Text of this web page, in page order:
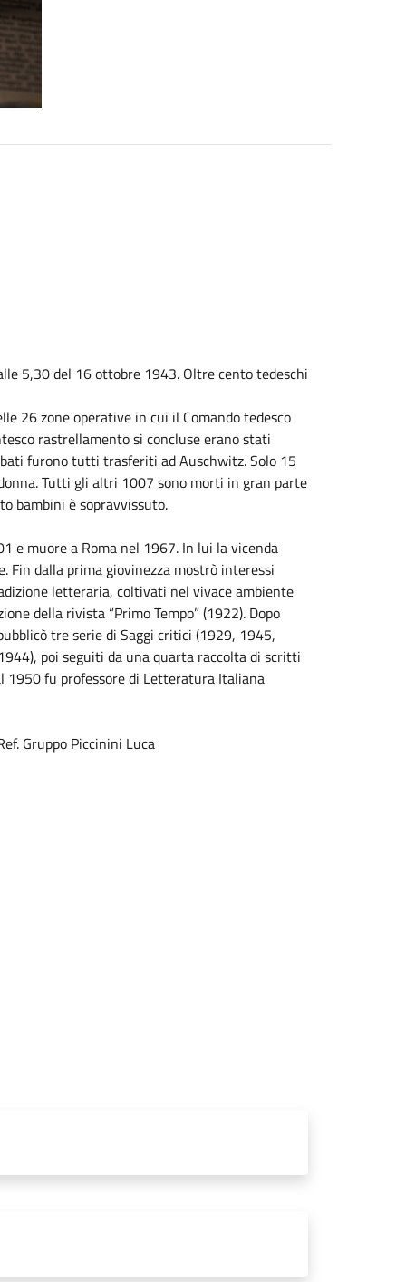
5,30 del 16 ottobre 1943. Oltre cento tedeschi
26 zone operative in cui il Comando tedesco
rastrellamento si concluse erano stati
furono tutti trasferiti ad Auschwitz. Solo 15
Tutti gli altri 1007 sono morti in gran parte
bambini è sopravvissuto.
e muore a Roma nel 1967. In lui la vicenda
dalla prima giovinezza mostrò interessi
letteraria, coltivati nel vivace ambiente
della rivista “Primo Tempo” (1922). Dopo
tre serie di Saggi critici (1929, 1945,
poi seguiti da una quarta raccolta di scritti
1950 fu professore di Letteratura Italiana
Gruppo Piccinini Luca